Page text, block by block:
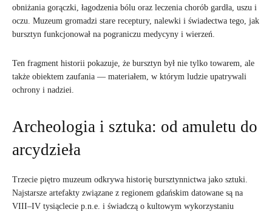
obniżania gorączki, łagodzenia bólu oraz leczenia chorób gardła, uszu i
oczu. Muzeum gromadzi stare receptury, nalewki i świadectwa tego, jak
bursztyn funkcjonował na pograniczu medycyny i wierzeń.
Ten fragment historii pokazuje, że bursztyn był nie tylko towarem, ale
także obiektem zaufania — materiałem, w którym ludzie upatrywali
ochrony i nadziei.
Archeologia i sztuka: od amuletu do
arcydzieła
Trzecie piętro muzeum odkrywa historię bursztynnictwa jako sztuki.
Najstarsze artefakty związane z regionem gdańskim datowane są na
VIII–IV tysiąclecie p.n.e. i świadczą o kultowym wykorzystaniu